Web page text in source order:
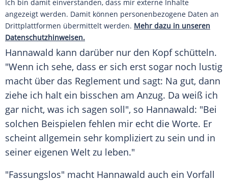
Ich bin damit einverstanden, dass mir externe Inhalte
angezeigt werden. Damit können personenbezogene Daten an
Drittplattformen übermittelt werden. Mehr dazu in unseren
Datenschutzhinweisen.
Hannawald kann darüber nur den Kopf schütteln.
"Wenn ich sehe, dass er sich erst sogar noch lustig
macht über das Reglement und sagt: Na gut, dann
ziehe ich halt ein bisschen am Anzug. Da weiß ich
gar nicht, was ich sagen soll", so Hannawald: "Bei
solchen Beispielen fehlen mir echt die Worte. Er
scheint allgemein sehr kompliziert zu sein und in
seiner eigenen Welt zu leben."
"Fassungslos" macht Hannawald auch ein Vorfall